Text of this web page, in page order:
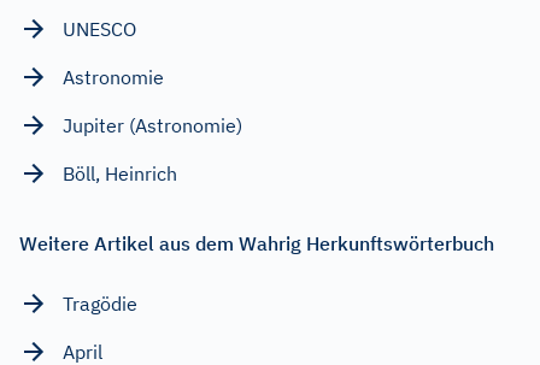
UNESCO
Astronomie
Jupiter (Astronomie)
Böll, Heinrich
Weitere Artikel aus dem Wahrig Herkunftswörterbuch
Tragödie
April